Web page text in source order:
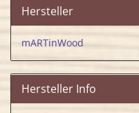
Hersteller
mARTinWood
Hersteller Info